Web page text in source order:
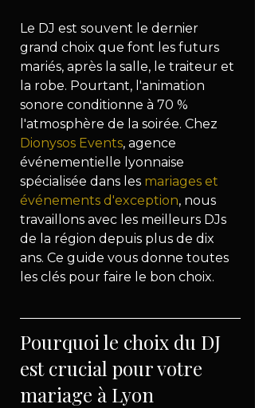
Le DJ est souvent le dernier
grand choix que font les futurs
mariés, après la salle, le traiteur et
la robe. Pourtant, l'animation
sonore conditionne à 70 %
l'atmosphère de la soirée. Chez
Dionysos Events, agence
événementielle lyonnaise
spécialisée dans les mariages et
événements d'exception, nous
travaillons avec les meilleurs DJs
de la région depuis plus de dix
ans. Ce guide vous donne toutes
les clés pour faire le bon choix.
Pourquoi le choix du DJ
est crucial pour votre
mariage à Lyon